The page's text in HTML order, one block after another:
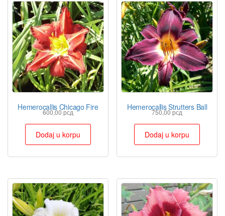
Hemerocallis Chicago Fire
600,00рсд
Dodaj u korpu
Hemerocallis Strutters Ball
750,00рсд
Dodaj u korpu